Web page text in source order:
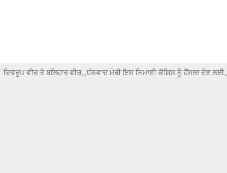
ਦਿਵਰੂਪ ਵੀਰ ਤੇ ਬਲਿਹਾਰ ਵੀਰ,,,ਧੰਨਵਾਦ ਮੇਰੀ ਇਸ ਨਿਮਾਣੀ ਕੋਸ਼ਿਸ ਨੂੰ ਹੋਂਸਲਾ ਦੇਣ